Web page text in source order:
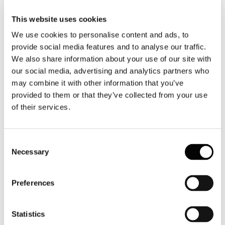
This website uses cookies
We use cookies to personalise content and ads, to
provide social media features and to analyse our traffic.
We also share information about your use of our site with
our social media, advertising and analytics partners who
may combine it with other information that you’ve
provided to them or that they’ve collected from your use
of their services.
Selection
Necessary
Preferences
Statistics
2026
Rapporto Siae: gli eventi live in Italia valgono 4,3 miliardi di euro
Monitorato dal Rapporto Siae il valore economico del variegato
mondo dello spettacolo, con concerti, balletti e opere, nel 2025 ha
generato oltre 4,3 miliardi di euro, con un valore medio della spesa
per spettatore di circa 17 euro, che rappresenta l’indice dell’introito
pro-capite per evento, segno di un mercato sempre più selettivo e
maturo.
Luglio
2026
T&E/New Economics Foundation (NEF): i voli low cost alimentano
La crescita incontrollata del turismo, favorita dall’aumento del
traffico aereo, specialmente quello a basso costo, sta alimentando